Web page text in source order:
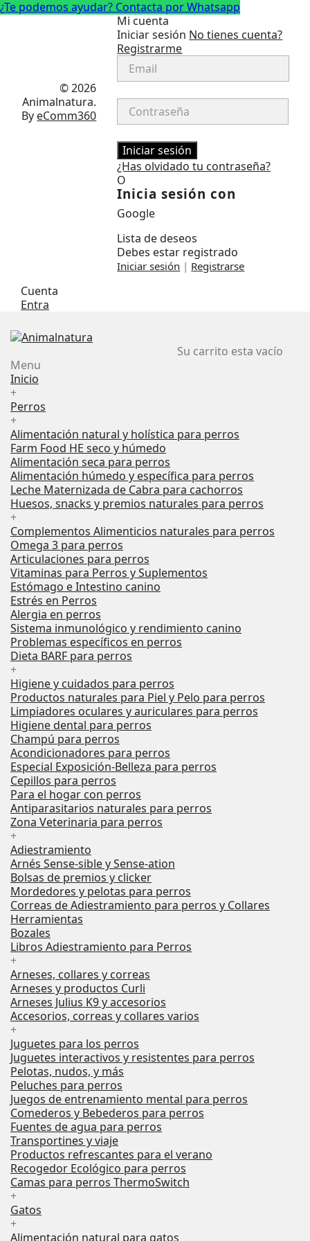
¿Te podemos ayudar? Contacta por Whatsapp
FacebookInstagram
© 2026
Animalnatura.
By eComm360
Mi cuenta
Iniciar sesión No tienes cuenta?
Registrarme
Iniciar sesión
¿Has olvidado tu contraseña?
O
Inicia sesión con
Google
Lista de deseos
Debes estar registrado
Iniciar sesión | Registrarse
Cuenta
Entra
Su carrito esta vacío
Menu
Inicio
+
Perros
+
Alimentación natural y holística para perros
Farm Food HE seco y húmedo
Alimentación seca para perros
Alimentación húmedo y específica para perros
Leche Maternizada de Cabra para cachorros
Huesos, snacks y premios naturales para perros
+
Complementos Alimenticios naturales para perros
Omega 3 para perros
Articulaciones para perros
Vitaminas para Perros y Suplementos
Estómago e Intestino canino
Estrés en Perros
Alergia en perros
Sistema inmunológico y rendimiento canino
Problemas específicos en perros
Dieta BARF para perros
+
Higiene y cuidados para perros
Productos naturales para Piel y Pelo para perros
Limpiadores oculares y auriculares para perros
Higiene dental para perros
Champú para perros
Acondicionadores para perros
Especial Exposición-Belleza para perros
Cepillos para perros
Para el hogar con perros
Antiparasitarios naturales para perros
Zona Veterinaria para perros
+
Adiestramiento
Arnés Sense-sible y Sense-ation
Bolsas de premios y clicker
Mordedores y pelotas para perros
Correas de Adiestramiento para perros y Collares
Herramientas
Bozales
Libros Adiestramiento para Perros
+
Arneses, collares y correas
Arneses y productos Curli
Arneses Julius K9 y accesorios
Accesorios, correas y collares varios
+
Juguetes para los perros
Juguetes interactivos y resistentes para perros
Pelotas, nudos, y más
Peluches para perros
Juegos de entrenamiento mental para perros
Comederos y Bebederos para perros
Fuentes de agua para perros
Transportines y viaje
Productos refrescantes para el verano
Recogedor Ecológico para perros
Camas para perros ThermoSwitch
+
Gatos
+
Alimentación natural para gatos